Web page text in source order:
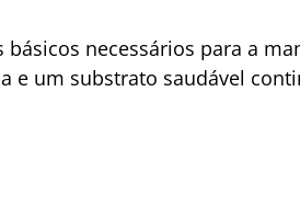
necessários para a
e um substrato saudável